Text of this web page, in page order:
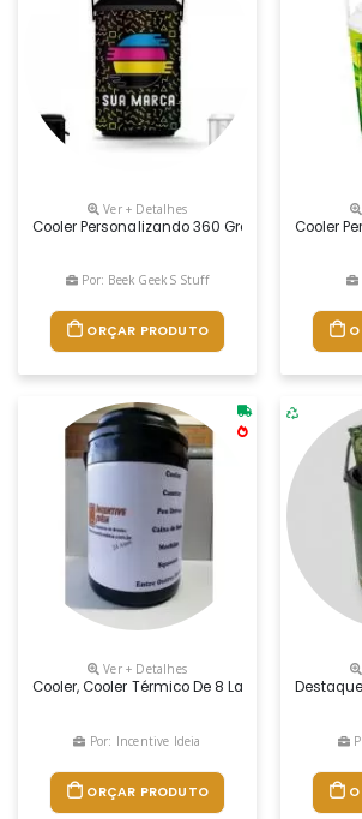
Ver + Detalhes
Cooler Personalizando 360 Graus, Com
Por: Beek Geek S Stuff
ORÇAR PRODUTO
Cooler
Ver + Detalhes
Cooler, Cooler Térmico De 8 Latas, Cooler De
Por: Incentive Ideia
ORÇAR PRODUTO